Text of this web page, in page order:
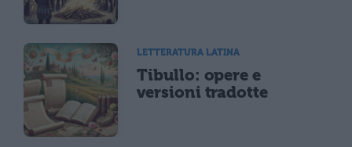
LETTERATURA LATINA
Tibullo: opere e
versioni tradotte